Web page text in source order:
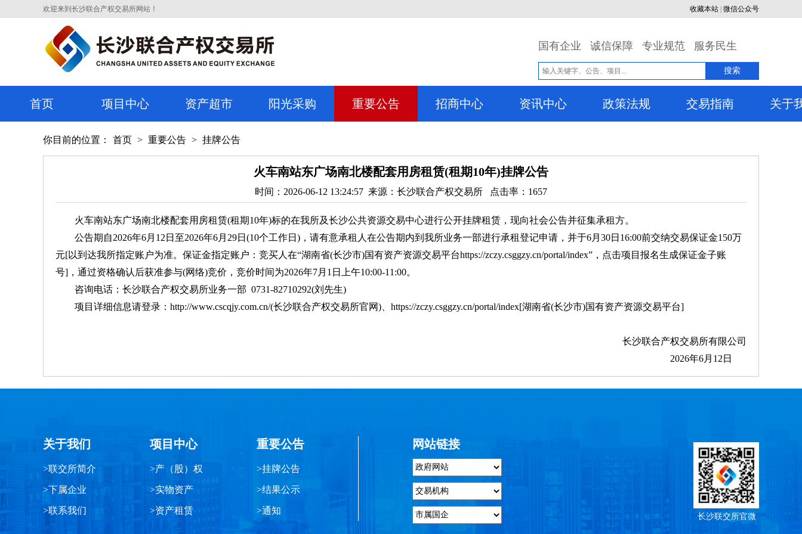
欢迎来到长沙联合产权交易所网站！ 收藏本站 微信公众号
国有企业 诚信保障 专业规范 服务民生
搜索
首页 项目中心 资产超市 阳光采购 重要公告 招商中心 资讯中心 政策法规 交易指南 关于
你目前的位置： 首页 > 重要公告 > 挂牌公告
火车南站东广场南北楼配套用房租赁(租期10年)挂牌公告
时间：2026-06-12 13:24:57 来源： 长沙联合产权交易所 点击率： 1657
火车南站东广场南北楼配套用房租赁(租期10年)标的在我所及长沙公共资源交易中心进行公开挂牌租赁，现向社会公告并征集承租方。
公告期自2026年6月12日至2026年6月29日(10个工作日)，请有意承租人在公告期内到我所业务一部进行承租登记申请，并于6月30日16:00前交纳交易保证金150万
元[以到达我所指定账户为准。保证金指定账户：竞买人在“湖南省(长沙市)国有资产资源交易平台https://zczy.csggzy.cn/portal/index”，点击项目报名生成保证金子账
号]，通过资格确认后获准参与(网络)竞价，竞价时间为2026年7月1日上午10:00-11:00。
咨询电话：长沙联合产权交易所业务一部 0731-82710292(刘先生)
项目详细信息请登录：http://www.cscqjy.com.cn/(长沙联合产权交易所官网)、https://zczy.csggzy.cn/portal/index[湖南省(长沙市)国有资产资源交易平台]
长沙联合产权交易所有限公司
2026年6月12日
关于我们
>联交所简介
>下属企业
>联系我们
项目中心
>产（股）权
>实物资产
>资产租赁
重要公告
>挂牌公告
>结果公示
>通知
网站链接
长沙联交所官微